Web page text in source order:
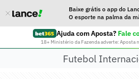
Baixe grátis o app do
O esporte na palma da
Ajuda com Aposta? Fale
18+ Ministério da Fazenda adverte: Aposta
Futebol